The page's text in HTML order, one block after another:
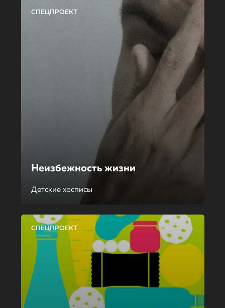
СПЕЦПРОЕКТ
Неизбежность жизни
Детские хосписы
СПЕЦПРОЕКТ